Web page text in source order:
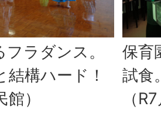
ラダンス。
構ハード！
館）
保育
試食
（